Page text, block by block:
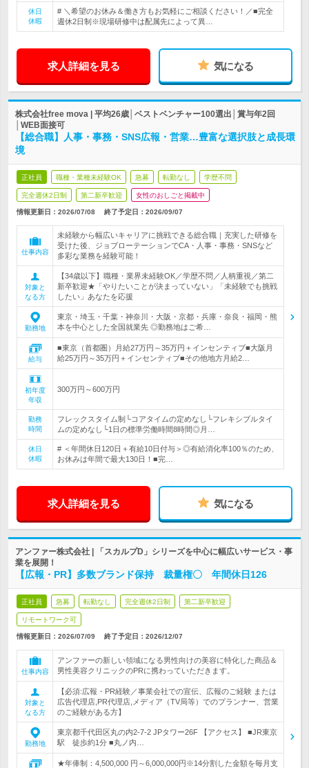
休日
休暇
# ＼希望のお休み＆働き方もお気軽にご相談ください！／■完全
週休2日制※現場研修中は配属先によって異…
求人詳細を見る 気になる
株式会社free mova | 平均26歳│ベストベンチャー100選出│賞与年2回
│WEB面接可
【総合職】人事・事務・SNS広報・営業…豊富な選択肢と成長環
境
正社員 職種・業種未経験OK 急募 転勤なし 学歴不問
完全週休2日制 第二新卒歓迎 女性のおしごと掲載中
情報更新日：2026/07/08 終了予定日： 2026/09/07
仕事内容
未経験から幅広いキャリアに挑戦できる総合職｜充実した研修を
受けた後、ジョブローテーションでCA・人事・事務・SNSなど
多彩な業務を経験可能！
対象と
なる方
【34歳以下】職種・業界未経験OK／学歴不問／人柄重視／第二
新卒歓迎★「やりたいことが決まっていない」「未経験でも挑戦
したい」あなたを応援
勤務地
東京・埼玉・千葉・神奈川・大阪・京都・兵庫・奈良・福岡・熊
本を中心とした全国就業先 ◎勤務地はご希…
給与
■東京（首都圏）月給27万円～35万円＋インセンティブ■大阪月
給25万円～35万円＋インセンティブ■その他地方月給2…
初年度
年収
300万円～600万円
勤務
時間
フレックスタイム制└コアタイムの定めなし└フレキシブルタイ
ムの定めなし└1日の標準労働時間8時間◎月…
休日
休暇
# ＜年間休日120日＋有給10日付与＞◎有給消化率100％のため、
お休みは年間で最大130日！■完…
求人詳細を見る 気になる
アンファー株式会社 | 「スカルプD」シリーズを中心に幅広いサービス・事
業を展開！
【広報・PR】多数ブランド保持 裁量権〇 年間休日126
正社員 急募 転勤なし 完全週休2日制 第二新卒歓迎
リモートワーク可
情報更新日：2026/07/09 終了予定日： 2026/12/07
仕事内容
アンファーの新しい領域になる男性向けの美容に特化した商品＆
男性美容クリニックのPRに携わっていただきます。
対象と
なる方
【必須:広報・PR経験／事業会社での宣伝、広報のご経験 または
広告代理店,PR代理店,メディア（TV局等）でのプランナー、営業
のご経験がある方】
勤務地
東京都千代田区丸の内2-7-2 JPタワー26F 【アクセス】 ■JR東京
駅 徒歩約1分 ■丸ノ内…
★年俸制：4,500,000 円～6,000,000円※14分割した金額を毎月支